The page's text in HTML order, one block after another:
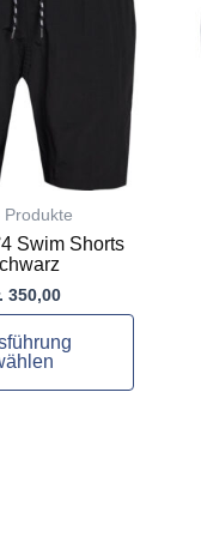
Produkte
Swim Shorts
350,00